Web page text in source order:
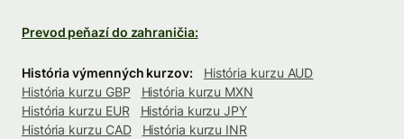
Prevod peňazí do zahraničia:
História výmenných kurzov:
História kurzu AUD
História kurzu GBP
História kurzu MXN
História kurzu EUR
História kurzu JPY
História kurzu CAD
História kurzu INR